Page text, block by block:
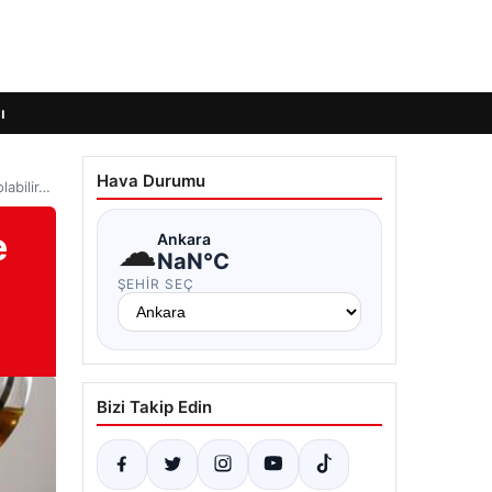
Hava Durumu
☁Ankara
NaN°C
ŞEHIR SEÇ
Bizi Takip Edin